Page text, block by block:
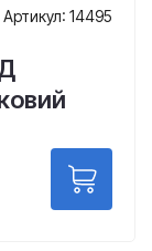
Артикул: 14495